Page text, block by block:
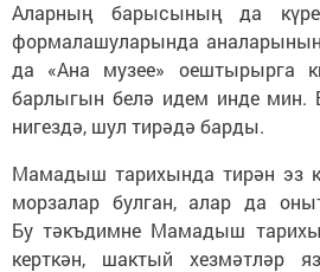
Аларның барысының да
формалашуларында
да «Ана музее» оештырырга
барлыгын белә идем инде мин.
нигездә, шул тирәдә барды.
Мамадыш тарихында тирән эз
морзалар булган, алар да
Бу тәкъдимне Мамадыш
керткән, шактый хезмәтләр